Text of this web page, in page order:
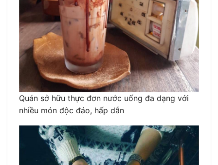
Quán sở hữu thực đơn nước uống đa dạng với
nhiều món độc đáo, hấp dẫn